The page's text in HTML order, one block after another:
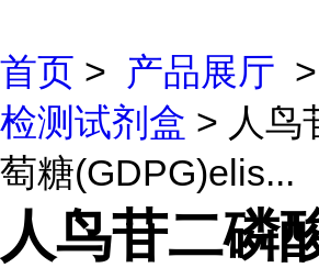
首页 > 产品展厅 >
检测试剂盒 > 人鸟
萄糖(GDPG)elis...
人鸟苷二磷